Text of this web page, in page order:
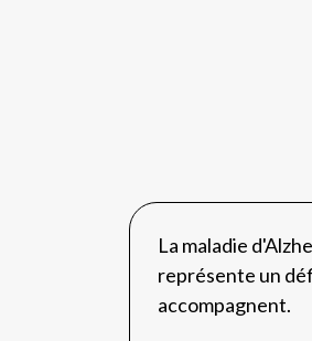
La maladie
représente un
accompagnent.